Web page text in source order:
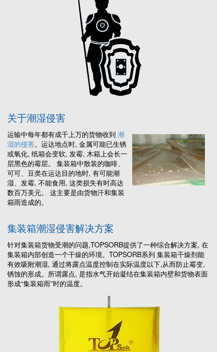
关于潮湿侵害
运输中每年都有成千上万的货物收到 潮
湿的侵害。运达地点时, 金属可能已生锈
或氧化, 纸箱会变软, 发霉, 木箱上会长一
层黑色的霉层。 集装箱中散装的咖啡、
可可、豆类在运达目的地时, 有可能潮
湿、发霉, 不能食用, 这类损失有时高达
数百万美元。 这主要是由货物汗和集装
箱雨造成的。
集装箱潮湿侵害解决方案
针对集装箱货物受潮的问题,TOPSORB提供了一种综合解决方案, 在
集装箱内部创造一个干燥的环境。 TOPSORB系列 集装箱干燥剂能
有效吸附潮湿, 通过将露点温度控制在实际温度以下,从而防止霉变,
锈蚀的形成。所谓露点, 是指水气开始凝结在集装箱内壁和货物表面
形成“集装箱雨”时的温度。